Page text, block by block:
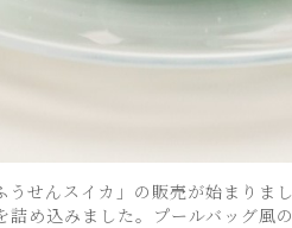
せんスイカ」の販売が始まりま
め込みました。プールバッグ風